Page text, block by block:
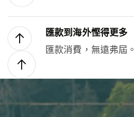
匯款到海外慳得更多
匯款消費，無遠弗屆。